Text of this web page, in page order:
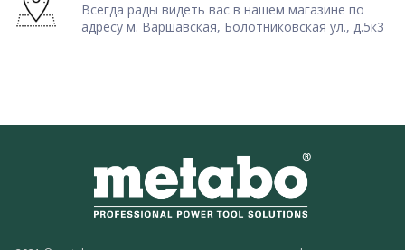
Всегда рады видеть вас в нашем магазине по
адресу м. Варшавская, Болотниковская ул., д.5к3